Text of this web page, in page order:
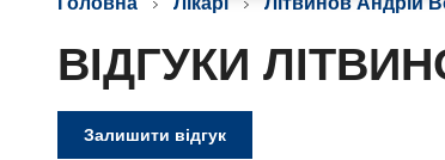
ВІДГУКИ
Залишити відгук